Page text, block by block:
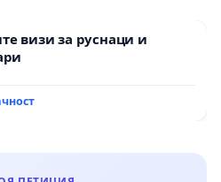
и не работят по
овладяване популацията
визи за руснаци и